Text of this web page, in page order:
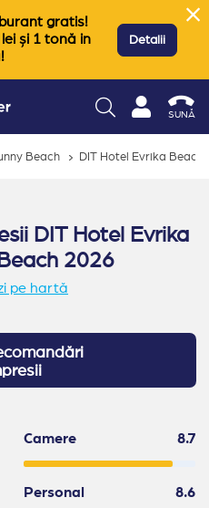
gratis!
și 1 tonă in
Detalii
SUNĂ
Beach DIT Hotel Evrika Beach
DIT Hotel Evrika
2026
pe hartă
Camere 8.7
Personal 8.6